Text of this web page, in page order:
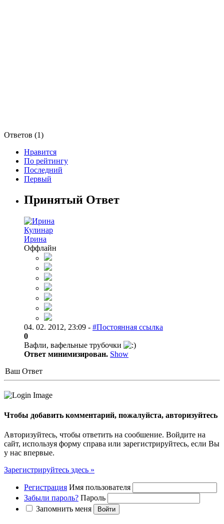
Ответов (1)
Нравится
По рейтингу
Последний
Первый
Принятый Ответ
Кулинар
Ирина
Оффлайн
04. 02. 2012, 23:09 - #Постоянная ссылка
0
Вафли, вафельные трубочки
Ответ минимизирован. Show
Ваш Ответ
Чтобы добавить комментарий, пожалуйста, авторизуйтесь
Авторизуйтесь, чтобы ответить на сообшение. Войдите на
сайт, используя форму справа или зарегистрируйтесь, если Вы
у нас впервые.
Зарегистрируйтесь здесь »
Регистрация Имя пользователя
Забыли пароль? Пароль
Запомнить меня